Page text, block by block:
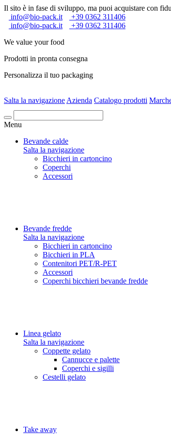
Il sito è in fase di sviluppo, ma puoi acquistare con
info@bio-pack.it
+39 0362 311406
info@bio-pack.it
+39 0362 311406
We value your food
Prodotti in pronta consegna
Personalizza il tuo packaging
Salta la navigazione Azienda Catalogo prodotti
Cerca
Menu
Bevande calde
Salta la navigazione
Bicchieri in cartoncino
Coperchi
Accessori
Bevande fredde
Salta la navigazione
Bicchieri in cartoncino
Bicchieri in PLA
Contenitori PET/R-PET
Accessori
Coperchi bicchieri bevande fredde
Linea gelato
Salta la navigazione
Coppette gelato
Cannucce e palette
Coperchi e sigilli
Cestelli gelato
Take away